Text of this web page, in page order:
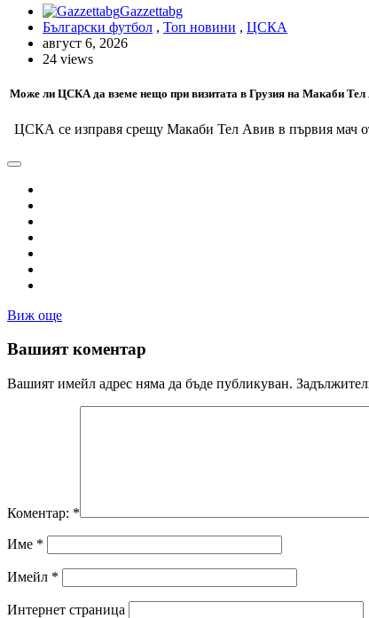
Gazzettabg
Български футбол , Топ новини , ЦСКА
август 6, 2026
24 views
Може ли ЦСКА да вземе нещо при визитата в Грузия на Макаби
ЦСКА се изправя срещу Макаби Тел Авив в първия мач
Виж още
Вашият коментар
Вашият имейл адрес няма да бъде публикуван.
Коментар: *
Име *
Имейл *
Интернет страница